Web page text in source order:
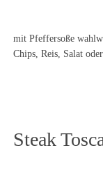
mit Pfeffersoße
Chips, Reis, Salat
Steak